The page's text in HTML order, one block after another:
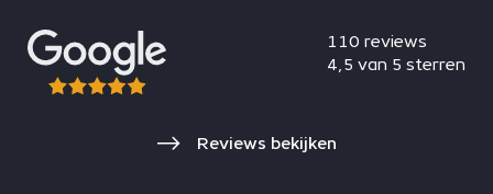
110 reviews
4,5 van 5 sterren
Reviews bekijken